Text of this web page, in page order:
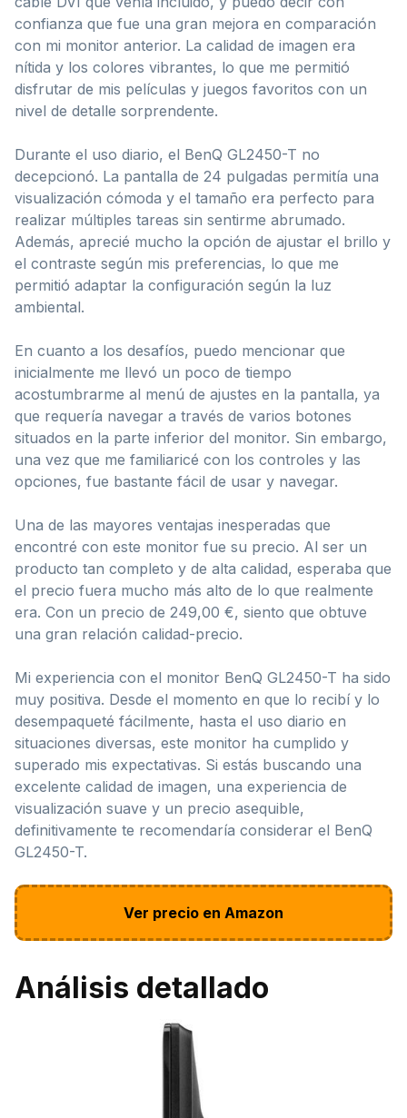
confianza que fue una gran mejora en comparación
con mi monitor anterior. La calidad de imagen era
nítida y los colores vibrantes, lo que me permitió
disfrutar de mis películas y juegos favoritos con un
nivel de detalle sorprendente.
Durante el uso diario, el BenQ GL2450-T no
decepcionó. La pantalla de 24 pulgadas permitía una
visualización cómoda y el tamaño era perfecto para
realizar múltiples tareas sin sentirme abrumado.
Además, aprecié mucho la opción de ajustar el brillo y
el contraste según mis preferencias, lo que me
permitió adaptar la configuración según la luz
ambiental.
En cuanto a los desafíos, puedo mencionar que
inicialmente me llevó un poco de tiempo
acostumbrarme al menú de ajustes en la pantalla, ya
que requería navegar a través de varios botones
situados en la parte inferior del monitor. Sin embargo,
una vez que me familiaricé con los controles y las
opciones, fue bastante fácil de usar y navegar.
Una de las mayores ventajas inesperadas que
encontré con este monitor fue su precio. Al ser un
producto tan completo y de alta calidad, esperaba que
el precio fuera mucho más alto de lo que realmente
era. Con un precio de 249,00 €, siento que obtuve
una gran relación calidad-precio.
Mi experiencia con el monitor BenQ GL2450-T ha sido
muy positiva. Desde el momento en que lo recibí y lo
desempaqueté fácilmente, hasta el uso diario en
situaciones diversas, este monitor ha cumplido y
superado mis expectativas. Si estás buscando una
excelente calidad de imagen, una experiencia de
visualización suave y un precio asequible,
definitivamente te recomendaría considerar el BenQ
GL2450-T.
Ver precio en Amazon
Análisis detallado